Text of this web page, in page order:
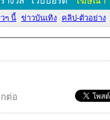
ๆ นี้ ข่าวบันเทิง คลิป-ตัวอย่าง
ต่อ